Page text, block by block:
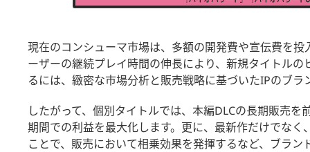
現在のコンシューマ市場は、多額の開発費や宣伝費を
ーザーの継続プレイ時間の伸長により、新規タイトル
るには、緻密な市場分析と販売戦略に基づいたIPのブラ
したがって、個別タイトルでは、本編DLCの長期販売
期間での利益を最大化します。更に、最新作だけでな
ことで、販売において相乗効果を発揮するなど、ブラ